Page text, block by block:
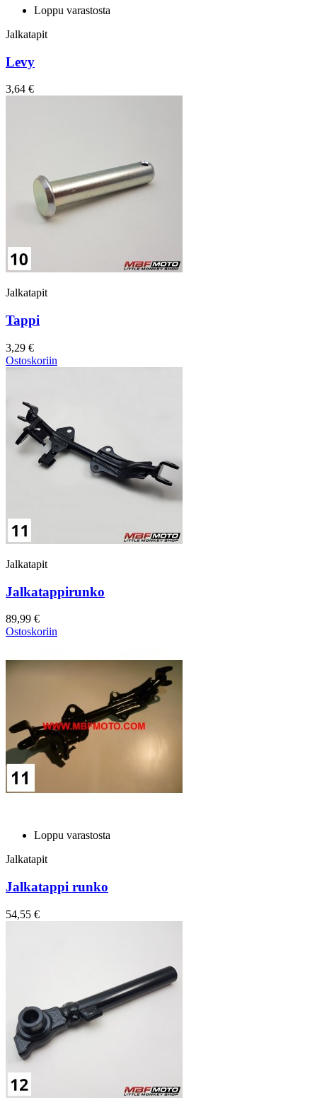
Loppu varastosta
Jalkatapit
Levy
3,64 €
Jalkatapit
Tappi
3,29 €
Ostoskoriin
Jalkatapit
Jalkatappirunko
89,99 €
Ostoskoriin
Loppu varastosta
Jalkatapit
Jalkatappi runko
54,55 €